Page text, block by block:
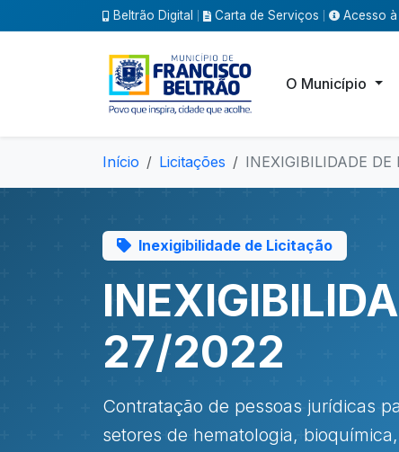
Beltrão Digital Carta de Serviços Acesso
O Município
Início Licitações INEXIGIBILIDADE DE
Inexigibilidade de Licitação
27/2022
Contratação de pessoas jurídicas
setores de hematologia,